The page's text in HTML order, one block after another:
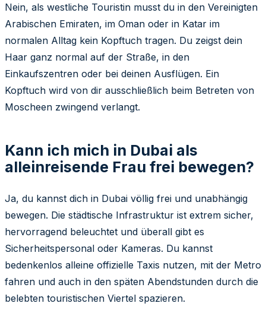
Nein, als westliche Touristin musst du in den Vereinigten
Arabischen Emiraten, im Oman oder in Katar im
normalen Alltag kein Kopftuch tragen. Du zeigst dein
Haar ganz normal auf der Straße, in den
Einkaufszentren oder bei deinen Ausflügen. Ein
Kopftuch wird von dir ausschließlich beim Betreten von
Moscheen zwingend verlangt.
Kann ich mich in Dubai als
alleinreisende Frau frei bewegen?
Ja, du kannst dich in Dubai völlig frei und unabhängig
bewegen. Die städtische Infrastruktur ist extrem sicher,
hervorragend beleuchtet und überall gibt es
Sicherheitspersonal oder Kameras. Du kannst
bedenkenlos alleine offizielle Taxis nutzen, mit der Metro
fahren und auch in den späten Abendstunden durch die
belebten touristischen Viertel spazieren.